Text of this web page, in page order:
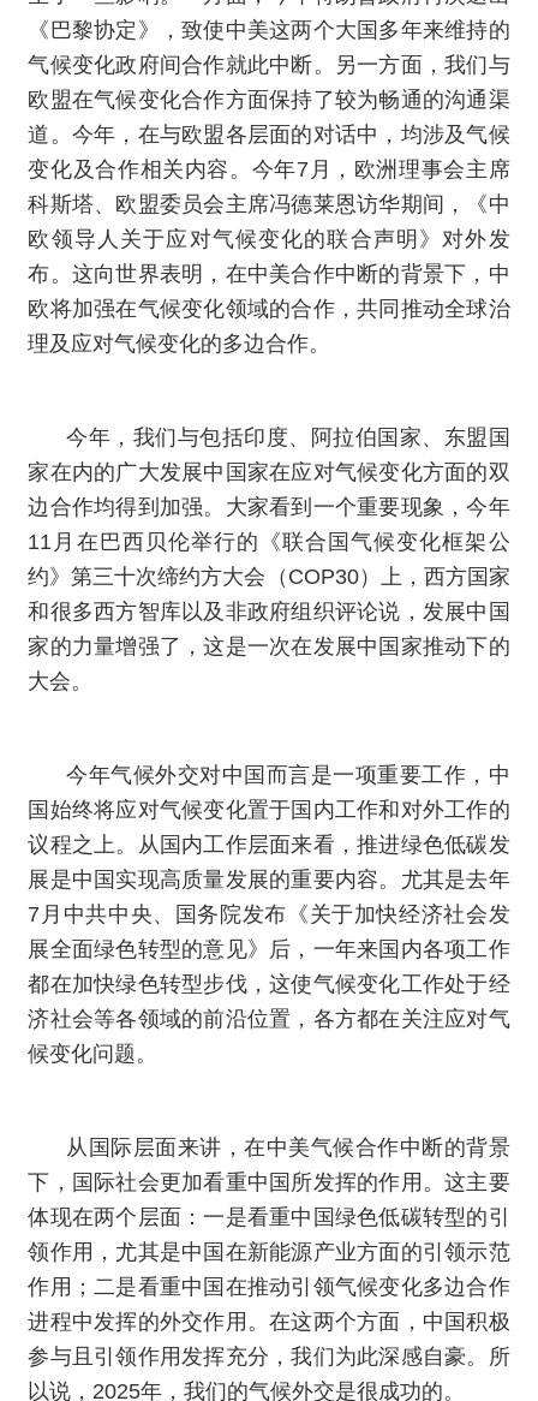
《巴黎协定》，致使中美这两个大国多年来维持的
气候变化政府间合作就此中断。另一方面，我们与
欧盟在气候变化合作方面保持了较为畅通的沟通渠
道。今年，在与欧盟各层面的对话中，均涉及气候
变化及合作相关内容。今年7月，欧洲理事会主席
科斯塔、欧盟委员会主席冯德莱恩访华期间，《中
欧领导人关于应对气候变化的联合声明》对外发
布。这向世界表明，在中美合作中断的背景下，中
欧将加强在气候变化领域的合作，共同推动全球治
理及应对气候变化的多边合作。
今年，我们与包括印度、阿拉伯国家、东盟国
家在内的广大发展中国家在应对气候变化方面的双
边合作均得到加强。大家看到一个重要现象，今年
11月在巴西贝伦举行的《联合国气候变化框架公
约》第三十次缔约方大会（COP30）上，西方国家
和很多西方智库以及非政府组织评论说，发展中国
家的力量增强了，这是一次在发展中国家推动下的
大会。
今年气候外交对中国而言是一项重要工作，中
国始终将应对气候变化置于国内工作和对外工作的
议程之上。从国内工作层面来看，推进绿色低碳发
展是中国实现高质量发展的重要内容。尤其是去年
7月中共中央、国务院发布《关于加快经济社会发
展全面绿色转型的意见》后，一年来国内各项工作
都在加快绿色转型步伐，这使气候变化工作处于经
济社会等各领域的前沿位置，各方都在关注应对气
候变化问题。
从国际层面来讲，在中美气候合作中断的背景
下，国际社会更加看重中国所发挥的作用。这主要
体现在两个层面：一是看重中国绿色低碳转型的引
领作用，尤其是中国在新能源产业方面的引领示范
作用；二是看重中国在推动引领气候变化多边合作
进程中发挥的外交作用。在这两个方面，中国积极
参与且引领作用发挥充分，我们为此深感自豪。所
以说，2025年，我们的气候外交是很成功的。